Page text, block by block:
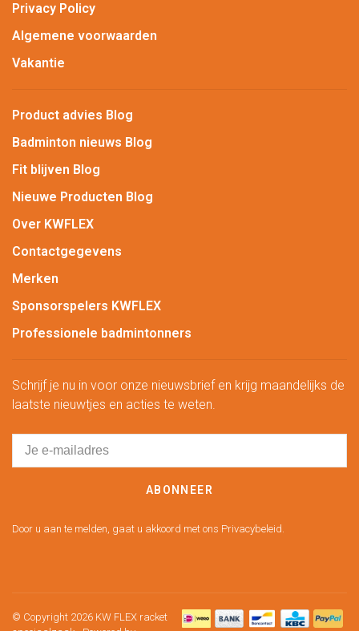
Privacy Policy
Algemene voorwaarden
Vakantie
Product advies Blog
Badminton nieuws Blog
Fit blijven Blog
Nieuwe Producten Blog
Over KWFLEX
Contactgegevens
Merken
Sponsorspelers KWFLEX
Professionele badmintonners
Schrijf je nu in voor onze nieuwsbrief en krijg maandelijks de
laatste nieuwtjes en acties te weten.
ABONNEER
Door u aan te melden, gaat u akkoord met ons Privacybeleid.
© Copyright 2026 KW FLEX racket